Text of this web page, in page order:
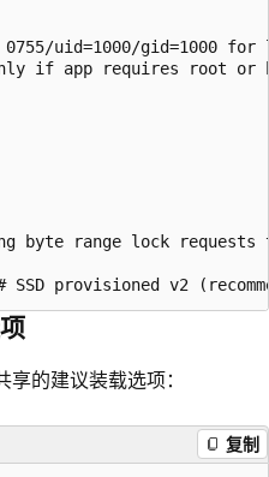
uid=1000/gid=1000 for
if app requires root or
byte range lock
的建议装载选项：
复制